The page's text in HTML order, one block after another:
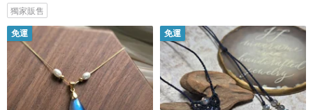
獨家販售
免運 免運